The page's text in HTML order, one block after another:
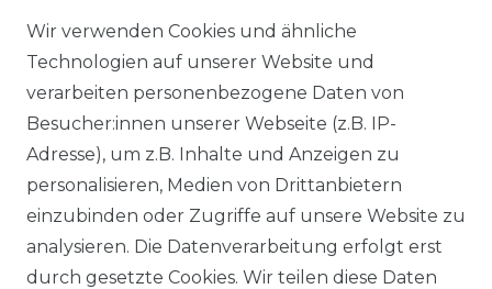
Ähnlicher Artikel
Angels - Damen 5-Pocket
Jeans, Dolly (538000)
ab 89,99 € *
Wir verwenden Cookies und ähnliche
Technologien auf unserer Website und
verarbeiten personenbezogene Daten von
Besucher:innen unserer Webseite (z.B. IP-
Adresse), um z.B. Inhalte und Anzeigen zu
personalisieren, Medien von Drittanbietern
einzubinden oder Zugriffe auf unsere Website zu
analysieren. Die Datenverarbeitung erfolgt erst
durch gesetzte Cookies. Wir teilen diese Daten